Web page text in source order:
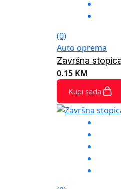
(0)
Auto oprema
Završna
0.15 KM
Kupi sada